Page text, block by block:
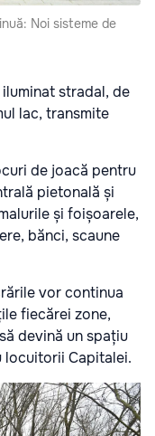
Noi sisteme de
stradal, de
lac, transmite
de joacă pentru
pietonală și
și foișoarele,
bănci, scaune
vor continua
fiecărei zone,
devină un spațiu
locuitorii Capitalei.